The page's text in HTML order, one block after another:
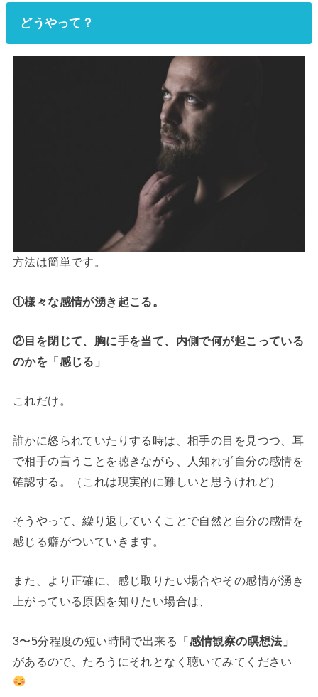
どうやって？
方法は簡単です。
①様々な感情が湧き起こる。
②目を閉じて、胸に手を当て、内側で何が起こっている
のかを「感じる」
これだけ。
誰かに怒られていたりする時は、相手の目を見つつ、耳
で相手の言うことを聴きながら、人知れず自分の感情を
確認する。（これは現実的に難しいと思うけれど）
そうやって、繰り返していくことで自然と自分の感情を
感じる癖がついていきます。
また、より正確に、感じ取りたい場合やその感情が湧き
上がっている原因を知りたい場合は、
3〜5分程度の短い時間で出来る「感情観察の瞑想法」
があるので、たろうにそれとなく聴いてみてください